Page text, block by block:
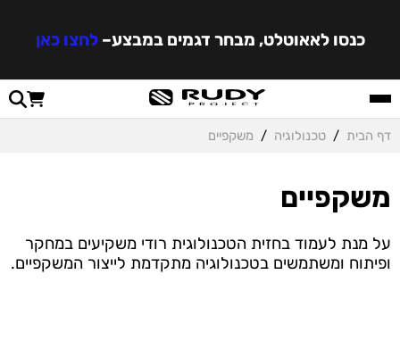
כנסו לאאוטלט, מבחר דגמים במבצע–לחצו כאן
דף הבית / טכנולוגיה / משקפיים
משקפיים
על מנת לעמוד בחזית הטכנולוגית רודי משקיעים במחקר
ופיתוח ומשתמשים בטכנולוגיה מתקדמת לייצור המשקפיים.